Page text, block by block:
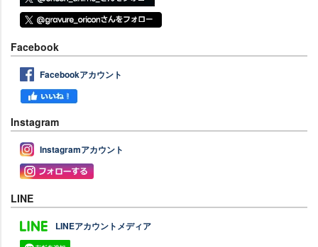
Facebook
Facebookアカウント
Instagram
Instagramアカウント
LINE
LINEアカウントメディア